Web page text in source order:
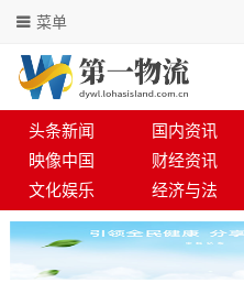
菜单
头条新闻 国内资讯
映像中国
财经资讯
文化娱乐
经济与法